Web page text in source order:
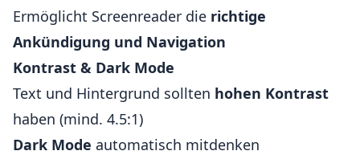
Ermöglicht Screenreader die richtige
Ankündigung und Navigation
Kontrast & Dark Mode
Text und Hintergrund sollten hohen Kontrast
haben (mind. 4.5:1)
Dark Mode automatisch mitdenken